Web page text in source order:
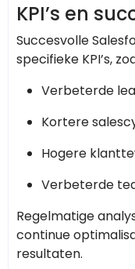
KPI’s en
Succesvolle
specifieke KPI’s,
Verbeterde
Kortere
Hogere
Verbeterde
Regelmatige
continue
resultaten.